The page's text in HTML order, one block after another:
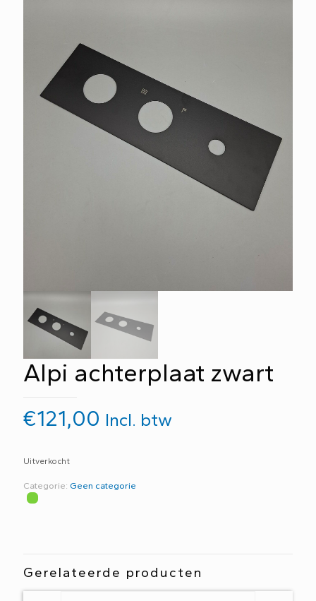
Alpi achterplaat zwart
€121,00 Incl. btw
Uitverkocht
Categorie: Geen categorie
Gerelateerde producten